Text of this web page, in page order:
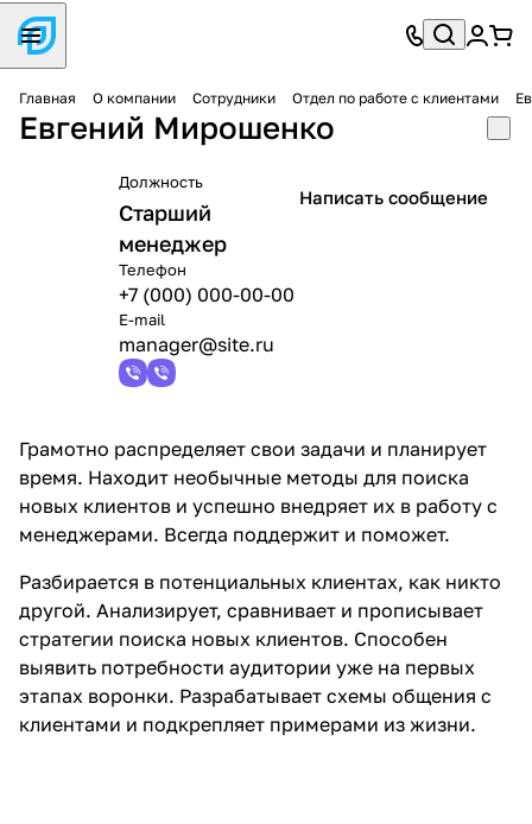
Главная О компании Сотрудники Отдел по работе с клиентами
Евгений Мирошенко
Должность
Старший
менеджер
Телефон
+7 (000) 000-00-00
E-mail
manager@site.ru
Написать сообщение
Грамотно распределяет свои задачи и планирует
время. Находит необычные методы для поиска
новых клиентов и успешно внедряет их в работу с
менеджерами. Всегда поддержит и поможет.
Разбирается в потенциальных клиентах, как никто
другой. Анализирует, сравнивает и прописывает
стратегии поиска новых клиентов. Способен
выявить потребности аудитории уже на первых
этапах воронки. Разрабатывает схемы общения с
клиентами и подкрепляет примерами из жизни.